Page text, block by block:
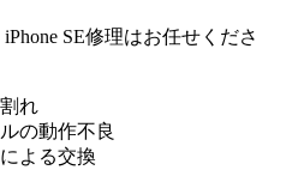
iPhone SE修理はお任せくださ
れ
の動作不良
よる交換